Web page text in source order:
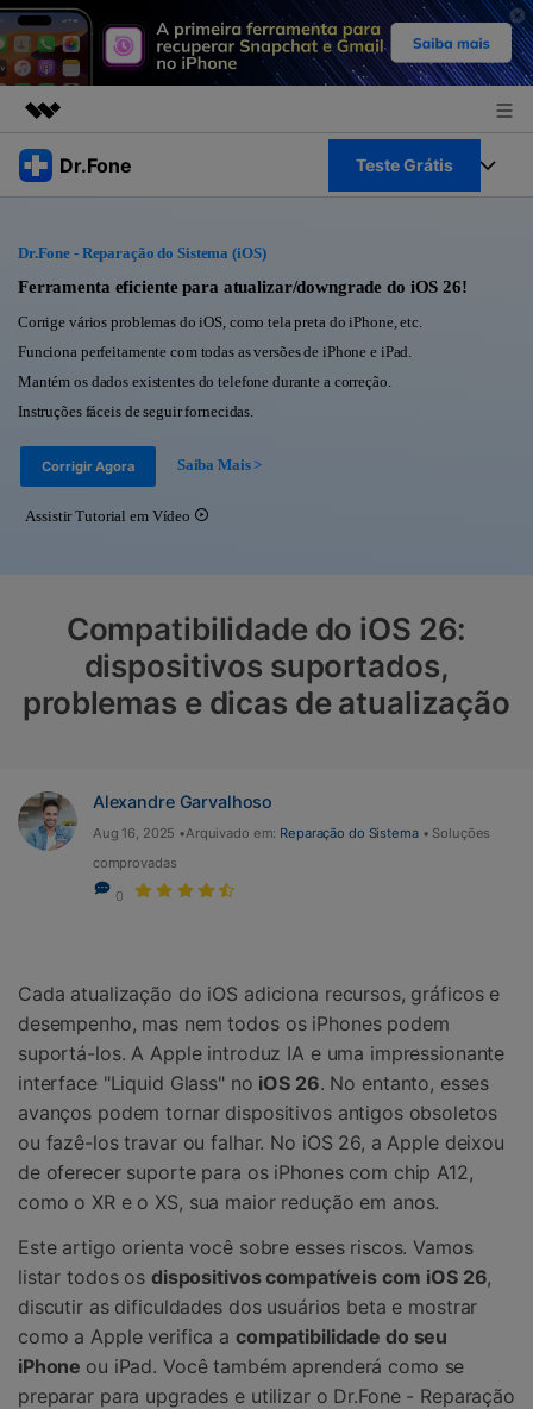
Produtos em destaque
Visão geral
Sobre nós
Dr.Fone Teste Grátis
Veja Toolkit Completo >
Productos
Para PC
Para Celular
Online
Guia & Suporte
Ações rápidas
Dicas
Centro de Ajuda
Transferir Dados
Proteção do celular
Encontre Mais Soluções
Entrar
Dr.Fone - Reparação do Sistema (iOS)
Ferramenta eficiente para atualizar/downgrade do iOS 26!
Corrige vários problemas do iOS, como tela preta do iPhone, etc.
Funciona perfeitamente com todas as versões de iPhone e iPad.
Mantém os dados existentes do telefone durante a correção.
Instruções fáceis de seguir fornecidas.
Corrigir Agora Saiba Mais >
Assistir Tutorial em Vídeo
Compatibilidade do iOS 26:
dispositivos suportados,
problemas e dicas de atualização
Alexandre Garvalhoso
Aug 16, 2025 •Arquivado em: Reparação do Sistema• Soluções
comprovadas
0
Cada atualização do iOS adiciona recursos, gráficos e
desempenho, mas nem todos os iPhones podem
suportá-los. A Apple introduz IA e uma impressionante
interface "Liquid Glass" no iOS 26. No entanto, esses
avanços podem tornar dispositivos antigos obsoletos
ou fazê-los travar ou falhar. No iOS 26, a Apple deixou
de oferecer suporte para os iPhones com chip A12,
como o XR e o XS, sua maior redução em anos.
Este artigo orienta você sobre esses riscos. Vamos
listar todos os dispositivos compatíveis com iOS 26,
discutir as dificuldades dos usuários beta e mostrar
como a Apple verifica a compatibilidade do seu
iPhone ou iPad. Você também aprenderá como se
preparar para upgrades e utilizar o Dr.Fone - Reparação